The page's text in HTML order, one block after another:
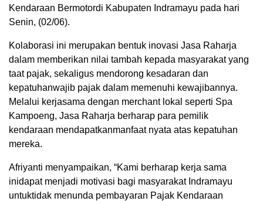
Kendaraan Bermotordi Kabupaten Indramayu pada hari
Senin, (02/06).
Kolaborasi ini merupakan bentuk inovasi Jasa Raharja
dalam memberikan nilai tambah kepada masyarakatyang
taat pajak, sekaligus mendorong kesadaran dan
kepatuhanwajib pajak dalam memenuhi kewajibannya.
Melalui kerjasama dengan merchant lokal seperti Spa
Kampoeng, Jasa Raharja berharap para pemilik
kendaraan mendapatkanmanfaat nyata atas kepatuhan
mereka.
Afriyanti menyampaikan, “Kami berharap kerja sama
inidapat menjadi motivasi bagi masyarakat Indramayu
untuktidak menunda pembayaran Pajak Kendaraan